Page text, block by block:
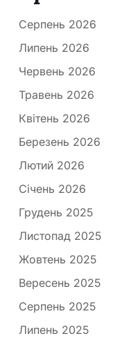
Серпень 2026
Липень 2026
Червень 2026
Травень 2026
Квітень 2026
Березень 2026
Лютий 2026
Січень 2026
Грудень 2025
Листопад 2025
Жовтень 2025
Вересень 2025
Серпень 2025
Липень 2025